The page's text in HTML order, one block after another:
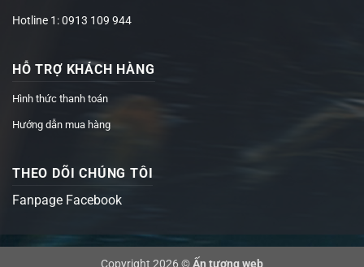
Hotline 1: 0913 109 944
HỖ TRỢ KHÁCH HÀNG
Hình thức thanh toán
Hướng dẫn mua hàng
THEO DÕI CHÚNG TÔI
Fanpage Facebook
Copyright 2026 ©Ấn tượng web